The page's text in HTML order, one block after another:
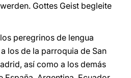
Gottes Geist begleite
peregrinos de lengua
los de la parroquia de San
así como a los demás